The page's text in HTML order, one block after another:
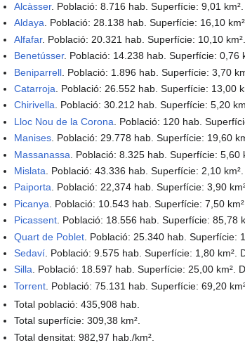
Alcàsser. Població: 8.716 hab. Superfície: 9,01
Aldaya. Població: 28.138 hab. Superfície: 16,10
Alfafar. Població: 20.321 hab. Superfície: 10,10
Benetússer. Població: 14.238 hab. Superfície: 0,76
Beniparrell . Població: 1.896 hab. Superfície: 3,70
Catarroja . Població: 26.552 hab. Superfície: 13,00
Chirivella. Població: 30.212 hab. Superfície: 5,20
Lloc Nou de la Corona . Població: 120 hab.
Manises. Població: 29.778 hab. Superfície: 19,60
Massanassa . Població: 8.325 hab. Superfície: 5,60
Mislata . Població: 43.336 hab. Superfície: 2,10
Paiporta. Població: 22,374 hab. Superfície: 3,90
Picanya . Població: 10.543 hab. Superfície: 7,50
Picassent . Població: 18.556 hab. Superfície: 85,78
Quart de Poblet . Població: 25.340 hab. Superfície:
Sedaví . Població: 9.575 hab. Superfície: 1,80 km².
Silla. Població: 18.597 hab. Superfície: 25,00 km².
Torrent . Població: 75.131 hab. Superfície: 69,20
Total població: 435,908 hab.
Total superfície: 309,38 km².
Total densitat: 982,97 hab./km².